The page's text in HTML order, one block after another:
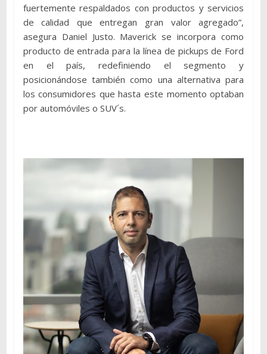
fuertemente respaldados con productos y servicios
de calidad que entregan gran valor agregado”,
asegura Daniel Justo. Maverick se incorpora como
producto de entrada para la línea de pickups de Ford
en el país, redefiniendo el segmento y
posicionándose también como una alternativa para
los consumidores que hasta este momento optaban
por automóviles o SUV´s.